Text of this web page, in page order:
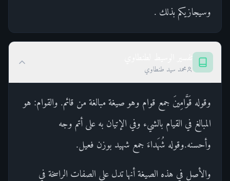
وسيجازيكم بذلك .
محمد سيد طنطاوي
وقوله قَوَّامِينَ جمع قوام وهو صيغة مبالغة من قائم. والقوام: هو
المبالغ في القيام بالشيء وفي الإتيان به على أتم وجه
وأحسنه.وقوله شُهَداءَ جمع شهيد بوزن فعيل.
والأصل في هذه الصيغة أنها تدل على الصفات الراسخة في